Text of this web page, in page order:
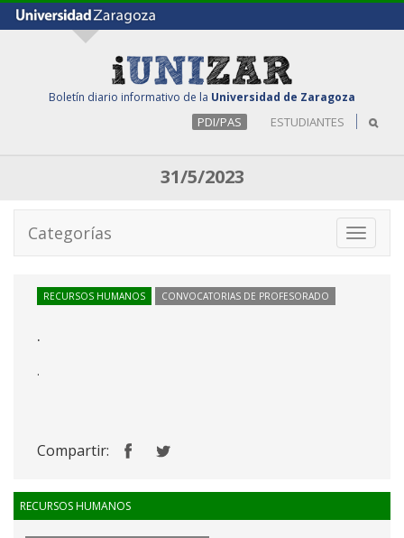
Boletín diario informativo de la Universidad de Zaragoza
PDI/PAS ESTUDIANTES
31/5/2023
Toggle
Categorías
RECURSOS HUMANOS CONVOCATORIAS DE PROFESORADO
.
.
Compartir:
RECURSOS HUMANOS